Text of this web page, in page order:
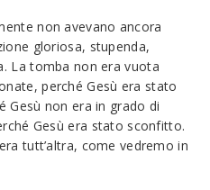
non avevano ancora
gloriosa, stupenda,
La tomba non era vuota
perché Gesù era stato
Gesù non era in grado di
Gesù era stato sconfitto.
tutt’altra, come vedremo in